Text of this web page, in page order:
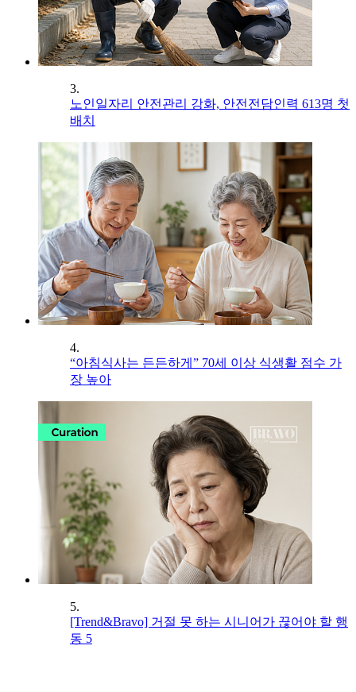
3.
노인일자리 안전관리 강화, 안전전담인력 613명 첫
배치
4.
“아침식사는 든든하게” 70세 이상 식생활 점수 가
장 높아
5.
[Trend&Bravo] 거절 못 하는 시니어가 끊어야 할 행
동 5